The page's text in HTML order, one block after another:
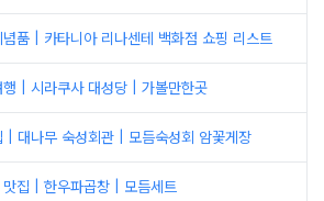
품 | 카타니아 리나센테 백화점 쇼핑 리스트
행 | 시라쿠사 대성당 | 가볼만한곳
| 대나무 숙성회관 | 모듬숙성회 암꽃게장
맛집 | 한우파곱창 | 모듬세트